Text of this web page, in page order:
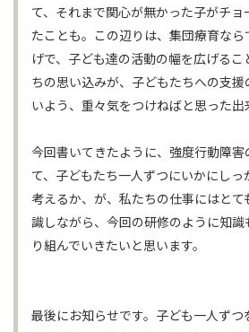
て、それまで関心が無かった子がチョ
たことも。この辺りは、集団療育な
げで、子ども達の活動の幅を広げる
ちの思い込みが、子どもたちへの支
いよう、重々気をつけねばと思った出
今回書いてきたように、強度行動障害
て、子どもたち一人ずつにいかにしっ
考えるか、が、私たちの仕事にはとて
識しながら、今回の研修のように知
り組んでいきたいと思います。
最後にお知らせです。子ども一人ず